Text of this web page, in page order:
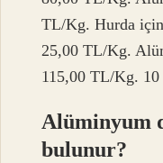
TL/Kg. Hurda
25,00 TL/Kg.
115,00 TL/Kg. 10
Alüminyum
bulunur?